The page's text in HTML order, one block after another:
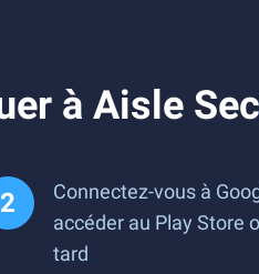
à Aisle
Connectez-vous à
accéder au Play Store
tard